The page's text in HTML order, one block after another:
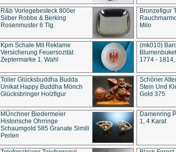
R&b Vorlegebesteck 800er
Silber Robbe & Berking
Rosenmuster 6 Tlg.
Bronzefigur
Milo
Kpm Schale Mit Reklame
Versicherung Feuersozität
Zeptermarke 1. Wahl
(mk010)
1774 - 1814,
Toller Glücksbuddha Budda
Unikat Happy Buddha Mönch
Glücksbringer Holzfigur
Schöner
Stein Und
Gold 375
MÜnchner Biedermeier
Historische Ohrringe
Schaumgold 585 Granate Simili
Perlen
Damenring
1, 4 Karat